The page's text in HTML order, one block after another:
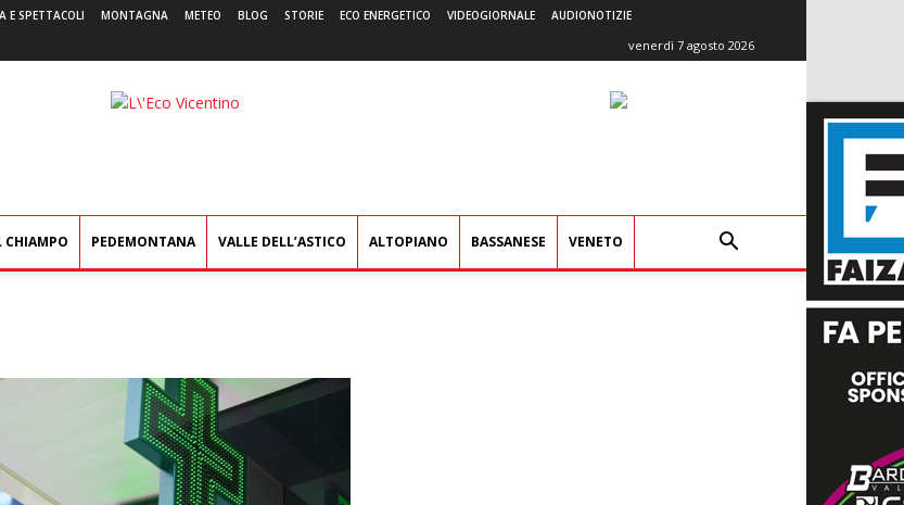
E SPETTACOLI MONTAGNA METEO BLOG STORIE ECO ENERGETICO VIDEOGIORNALE AUDIONOTIZIE
venerdì 7 agosto 2026
L'Eco
CHIAMPO PEDEMONTANA VALLE DELL’ASTICO ALTOPIANO BASSANESE VENETO